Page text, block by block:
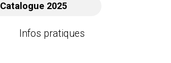
Catalogue 2025
Infos pratiques